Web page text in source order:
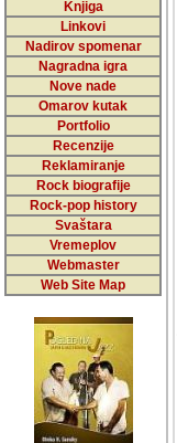
Knjiga
Linkovi
Nadirov spomenar
Nagradna igra
Nove nade
Omarov kutak
Portfolio
Recenzije
Reklamiranje
Rock biografije
Rock-pop history
Svaštara
Vremeplov
Webmaster
Web Site Map